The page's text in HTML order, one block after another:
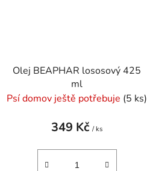
Olej BEAPHAR lososový 425
ml
Psí domov ještě potřebuje (5 ks)
349 Kč/ ks